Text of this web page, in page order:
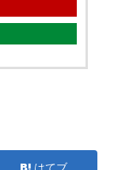
はてブ